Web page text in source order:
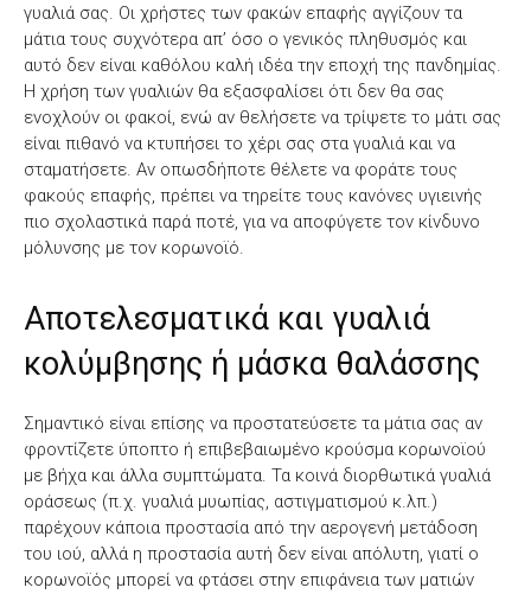
γυαλιά σας. Οι χρήστες των φακών επαφής αγγίζουν τα
μάτια τους συχνότερα απ’ όσο ο γενικός πληθυσμός και
αυτό δεν είναι καθόλου καλή ιδέα την εποχή της πανδημίας.
Η χρήση των γυαλιών θα εξασφαλίσει ότι δεν θα σας
ενοχλούν οι φακοί, ενώ αν θελήσετε να τρίψετε το μάτι σας
είναι πιθανό να κτυπήσει το χέρι σας στα γυαλιά και να
σταματήσετε. Αν οπωσδήποτε θέλετε να φοράτε τους
φακούς επαφής, πρέπει να τηρείτε τους κανόνες υγιεινής
πιο σχολαστικά παρά ποτέ, για να αποφύγετε τον κίνδυνο
μόλυνσης με τον κορωνοϊό.
Αποτελεσματικά και γυαλιά
κολύμβησης ή μάσκα θαλάσσης
Σημαντικό είναι επίσης να προστατεύσετε τα μάτια σας αν
φροντίζετε ύποπτο ή επιβεβαιωμένο κρούσμα κορωνοϊού
με βήχα και άλλα συμπτώματα. Τα κοινά διορθωτικά γυαλιά
οράσεως (π.χ. γυαλιά μυωπίας, αστιγματισμού κ.λπ.)
παρέχουν κάποια προστασία από την αερογενή μετάδοση
του ιού, αλλά η προστασία αυτή δεν είναι απόλυτη, γιατί ο
κορωνοϊός μπορεί να φτάσει στην επιφάνεια των ματιών